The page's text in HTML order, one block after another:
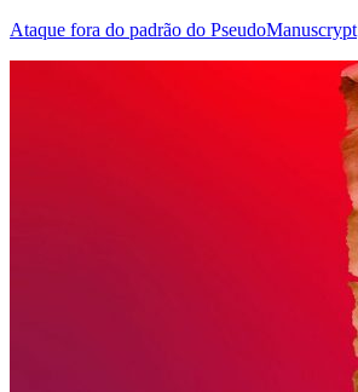
Ataque fora do padrão do PseudoManuscrypt